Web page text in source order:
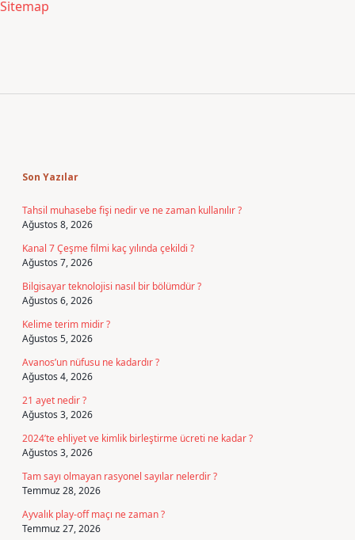
Sitemap
Son Yazılar
Tahsil muhasebe fişi nedir ve ne zaman kullanılır ?
Ağustos 8, 2026
Kanal 7 Çeşme filmi kaç yılında çekildi ?
Ağustos 7, 2026
Bilgisayar teknolojisi nasıl bir bölümdür ?
Ağustos 6, 2026
Kelime terim midir ?
Ağustos 5, 2026
Avanos’un nüfusu ne kadardır ?
Ağustos 4, 2026
21 ayet nedir ?
Ağustos 3, 2026
2024’te ehliyet ve kimlik birleştirme ücreti ne kadar ?
Ağustos 3, 2026
Tam sayı olmayan rasyonel sayılar nelerdir ?
Temmuz 28, 2026
Ayvalık play-off maçı ne zaman ?
Temmuz 27, 2026